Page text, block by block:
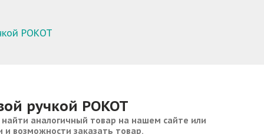
РОКОТ
ручкой РОКОТ
аналогичный товар на нашем сайте или
и возможности заказать товар.